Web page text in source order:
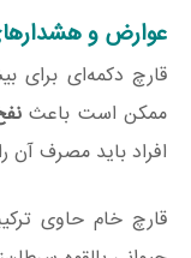
عوارض و
قارچ دکمه‌ای برای
ممکن است باعث
افراد باید مصرف آن
قارچ خام حاوی